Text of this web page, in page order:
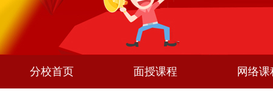
分校首页 面授课程 网络课